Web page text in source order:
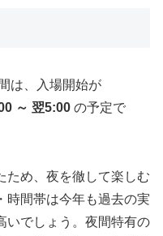
は、入場開始が
～ 翌5:00 の予定で
ため、夜を徹して楽しむ
時間帯は今年も過去の実
いでしょう。夜間特有の